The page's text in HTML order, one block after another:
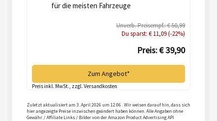
für die meisten Fahrzeuge
Unverb. Preisempf.: € 50,99
Du sparst: € 11,09 (-22%)
Preis: € 39,90
Zum Angebot*
Preis inkl. MwSt., zzgl. Versandkosten
Zuletzt aktualisiert am 3. April 2026 um 12:06 . Wir weisen darauf hin, dass sich
hier angezeigte Preise inzwischen geändert haben können. Alle Angaben ohne
Gewähr. / Affiliate Links / Bilder von der Amazon Product Advertising API